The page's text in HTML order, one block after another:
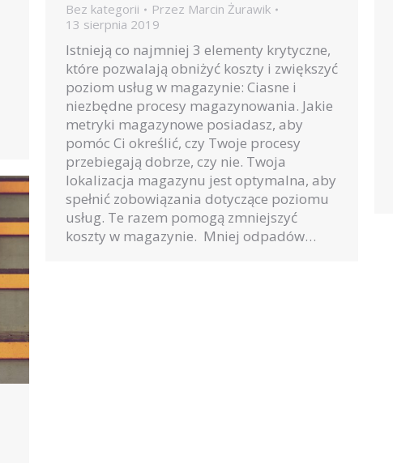
Bez kategorii Przez Marcin Żurawik
13 sierpnia 2019
Istnieją co najmniej 3 elementy krytyczne,
które pozwalają obniżyć koszty i zwiększyć
poziom usług w magazynie: Ciasne i
niezbędne procesy magazynowania. Jakie
metryki magazynowe posiadasz, aby
pomóc Ci określić, czy Twoje procesy
przebiegają dobrze, czy nie. Twoja
lokalizacja magazynu jest optymalna, aby
spełnić zobowiązania dotyczące poziomu
usług. Te razem pomogą zmniejszyć
koszty w magazynie. Mniej odpadów…